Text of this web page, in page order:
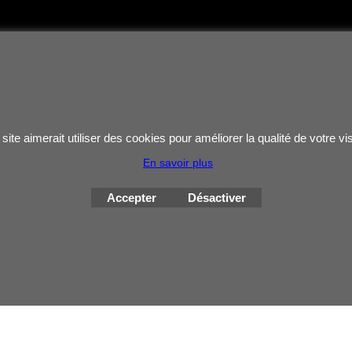
Boutique en ligne créés
aimerait utiliser des cookies pour améliorer la qualité de votre
En savoir plus
Accepter Désactiver